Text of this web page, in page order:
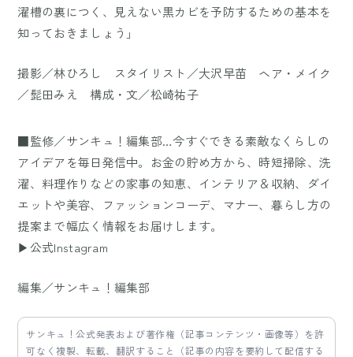
濯槽の裏につく、見えない黒カビを予防するための基本を
知っておきましょう」
撮影／林ひろし スタイリスト／大沢早苗 ヘア・メイク
／髭田みえ 構成・文／松崎祐子
■監修／サンキュ！編集部…今すぐできる素敵なくらしの
アイデアを毎日発信中。お金の貯め方から、時短掃除、洗
濯、料理作りなどの家事の知恵、インテリア＆収納、ダイ
エットや美容、ファッションコーデ、マナー、暮らし方の
提案まで幅広く情報をお届けします。
▶公式Instagram
編集／サンキュ！編集部
サンキュ！公式発表および著作権（記事コンテンツ・画像等）を許
可なく複製、転載、翻訳すること（記事の内容を要約して配信する